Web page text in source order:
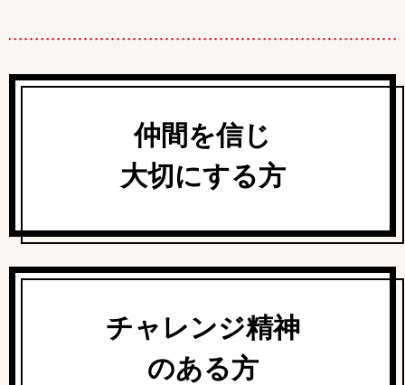
仲間を信じ
大切にする方
チャレンジ精神
のある方